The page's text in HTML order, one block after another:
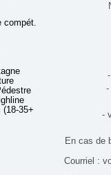
compét.
35+ ans)
-
-
En cas de
Courriel :